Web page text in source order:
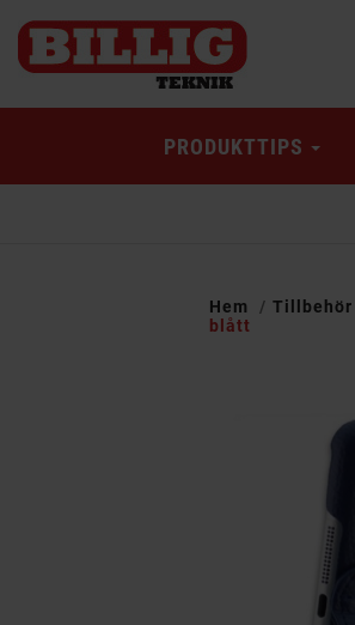
PRODUKTTIPS
Hem Tillbehör
blått